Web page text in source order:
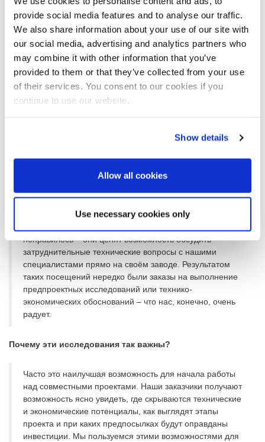
provide social media features and to analyse our traffic.
We also share information about your use of our site with
our social media, advertising and analytics partners who
may combine it with other information that you’ve
provided to them or that they’ve collected from your use
of their services. You consent to our cookies if you
continue to use our website.
Show details
Allow all cookies
Use necessary cookies only
И как Вам это удаётся?
Инжиниринговая сеть BMA – это настоящее сокровище. Это
более 120 компетентных и высококвалифицированных
инженеров в разных странах мира. Нашей командой уже был
разработан и внедрён целый ряд мероприятий. Мы перешли к
тому, чтобы видеть в нашем инжиниринге своего рода
Например?
заказчиков, предоставляя им наши профессиональные
понравилось – они ценят возможность обсудить
затруднительные технические вопросы с нашими
специалистами прямо на своём заводе. Результатом
таких посещений нередко были заказы на выполнение
предпроектных исследований или технико-
экономических обоснований – что нас, конечно, очень
радует.
Почему эти исследования так важны?
Часто это наилучшая возможность для начала работы
над совместными проектами. Наши заказчики получают
возможность ясно увидеть, где скрываются технические
и экономические потенциалы, как выглядят этапы
проекта и при каких предпосылках будут оправданы
инвестиции. Мы пользуемся этими возможностями для